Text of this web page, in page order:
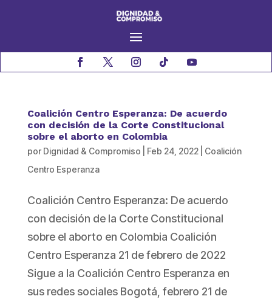
Coalición Centro Esperanza: De acuerdo
con decisión de la Corte Constitucional
sobre el aborto en Colombia
por Dignidad & Compromiso Feb 24, 2022| Coalición
Centro Esperanza
Coalición Centro Esperanza: De acuerdo
con decisión de la Corte Constitucional
sobre el aborto en Colombia Coalición
Centro Esperanza 21 de febrero de 2022
Sigue a la Coalición Centro Esperanza en
sus redes sociales Bogotá, febrero 21 de